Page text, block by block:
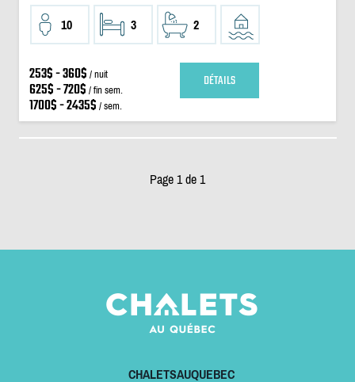
10 3 2
253$ - 360$ / nuit
625$ - 720$ / fin sem.
1700$ - 2435$ / sem.
DÉTAILS
Page 1 de 1
CHALETSAUQUEBEC